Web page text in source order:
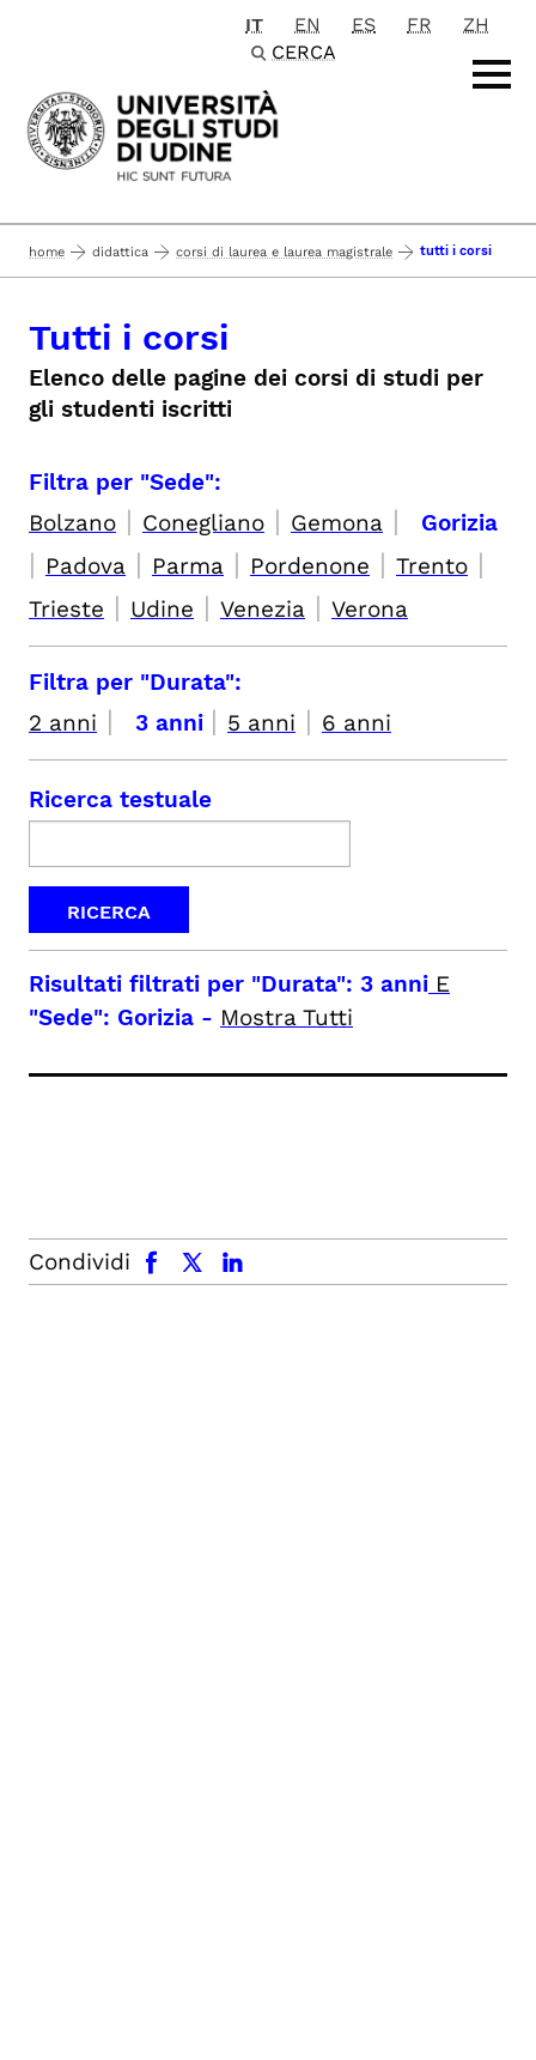
Passa al contenuto principale
IT EN ES FR
ZH
CERCA
home didattica corsi di laurea e laurea magistrale tutti i corsi
Tutti i corsi
Elenco delle pagine dei corsi di studi per
gli studenti iscritti
Filtra per "Sede":
Bolzano | Conegliano | Gemona | Gorizia
| Padova | Parma | Pordenone | Trento |
Trieste | Udine | Venezia | Verona
Filtra per "Durata":
2 anni | 3 anni | 5 anni | 6 anni
Ricerca testuale
Risultati filtrati per "Durata": 3 anni E
"Sede": Gorizia - Mostra Tutti
Condividi
facebook x.com linkedin